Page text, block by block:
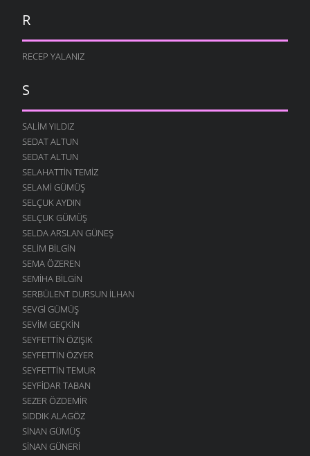
R
RECEP YALANIZ
S
SALIM YILDIZ
SEDAT ALTUN
SEDAT ALTUN
SELAHATTIN TEMIZ
SELAMI GÜMÜŞ
SELÇUK AYDIN
SELÇUK GÜMÜŞ
SELDA ARSLAN GÜNEŞ
SELIM BILGIN
SEMA ÖZEREN
SEMIHA BILGIN
SERBÜLENT DURSUN İLHAN
SEVGI GÜMÜŞ
SEVIM GEÇKIN
SEYFETTIN ÖZIŞIK
SEYFETTIN ÖZYER
SEYFETTIN TEMUR
SEYFIDAR TABAN
SEZER ÖZDEMIR
SIDDIK ALAGÖZ
SINAN GÜMÜŞ
SINAN GÜNERI